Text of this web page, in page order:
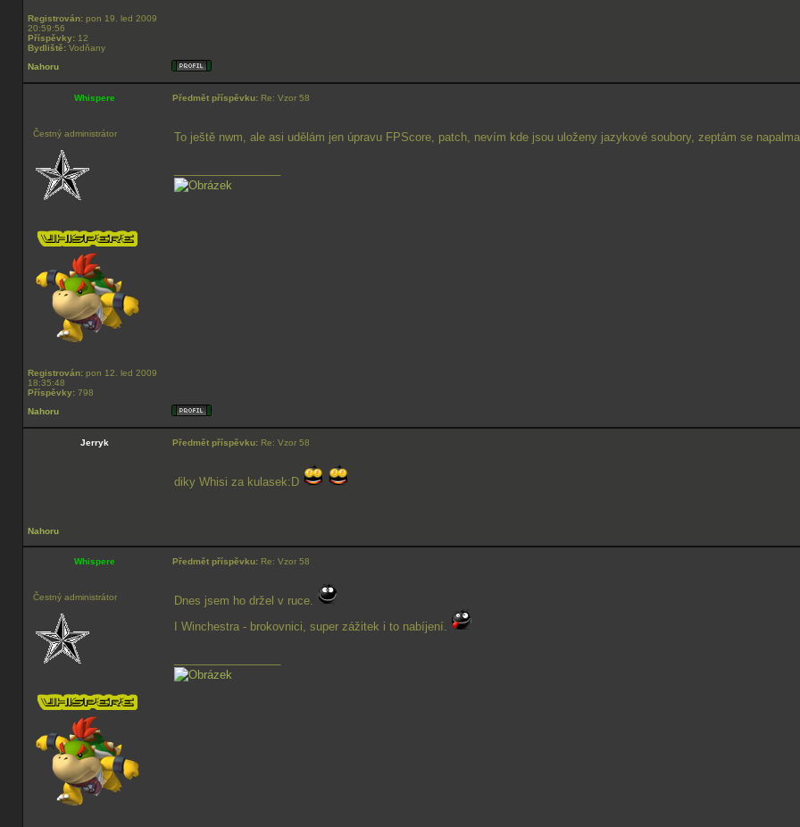
Registrován: pon 19. led 2009
20:59:56
Příspěvky: 12
Bydliště: Vodňany
Nahoru
Whispere Předmět příspěvku: Re: Vzor 58
Čestný administrátor
Registrován: pon 12. led 2009
18:35:48
Příspěvky: 798
To ještě nwm, ale asi udělám jen úpravu FPScore, patch, nevím kde jsou uloženy jazykové soubory, zeptám se
Nahoru
Jerryk Předmět příspěvku: Re: Vzor 58
diky Whisi za kulasek:D
Nahoru
Whispere Předmět příspěvku: Re: Vzor 58
Čestný administrátor
Dnes jsem ho držel v ruce.
I Winchestra - brokovnici, super zážitek i to nabíjení.